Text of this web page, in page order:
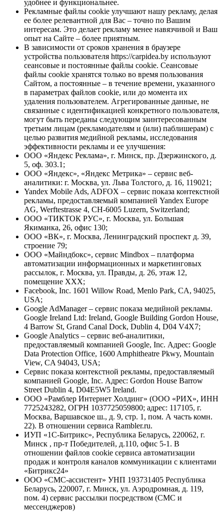
удобнее и функциональнее.
Рекламные файлы cookie улучшают нашу рекламу, делая
ее более релевантной для Вас – точно по Вашим
интересам. Это делает рекламу менее навязчивой и Ваш
опыт на Сайте – более приятным.
В зависимости от сроков хранения в браузере
устройства пользователя https://carpidea.by используют
сеансовые и постоянные файлы cookie. Сеансовые
файлы cookie хранятся только во время пользования
Сайтом, а постоянные – в течение времени, указанного
в параметрах файлов cookie, или до момента их
удаления пользователем. Агрегированные данные, не
связанные с идентификацией конкретного пользователя,
могут быть переданы следующим заинтересованным
третьим лицам (рекламодателям и (или) паблишерам) с
целью развития медийной рекламы, исследования
эффективности рекламы и ее улучшения:
ООО «Яндекс Реклама», г. Минск, пр. Дзержинского, д.
5, оф. 303.1;
ООО «Яндекс», «Яндекс Метрика» – сервис веб-
аналитики: г. Москва, ул. Льва Толстого, д. 16, 119021;
Yandex Mobile Ads, ADFOX – сервис показа контекстной
рекламы, предоставляемый компанией Yandex Europe
AG, Werftestrasse 4, CH-6005 Luzern, Switzerland;
ООО «ТИКТОК РУС», г. Москва, ул. Большая
Якиманка, 26, офис 130;
ООО «ВК», г. Москва, Ленинградский проспект д. 39,
строение 79;
ООО «Майндбокс», сервис Mindbox – платформа
автоматизации информационных и маркетинговых
рассылок, г. Москва, ул. Правды, д. 26, этаж 12,
помещение XXX;
Facebook, Inc. 1601 Willow Road, Menlo Park, CA, 94025,
USA;
Google AdManager – сервис показа медийной рекламы.
Google Ireland Ltd: Ireland, Google Building Gordon House,
4 Barrow St, Grand Canal Dock, Dublin 4, D04 V4X7;
Google Analytics – сервис веб-аналитики,
предоставляемый компанией Google, Inc. Адрес: Google
Data Protection Office, 1600 Amphitheatre Pkwy, Mountain
View, CA 94043, USA;
Сервис показа контекстной рекламы, предоставляемый
компанией Google, Inc. Адрес: Gordon House Barrow
Street Dublin 4, D04E5W5 Ireland.
ООО «Рамблер Интернет Холдинг» (ООО «РИХ», ИНН
7725243282, ОГРН 1037725059800; адрес: 117105, г.
Москва, Варшавское ш., д. 9, стр. 1, пом. А часть комн.
22). В отношении сервиса Rambler.ru.
ИУП «1С-Битрикс», Республика Беларусь, 220062, г.
Минск , пр-т Победителей, д.110, офис 5-1. В
отношении файлов cookie сервиса автоматизации
продаж и контроля каналов коммуникации с клиентами
«Битрикс24»
ООО «СМС-ассистент» УНП 193731405 Республика
Беларусь, 220007, г. Минск, ул. Аэродромная, д. 119,
пом. 4) сервис рассылки посредством (СМС и
мессенджеров)